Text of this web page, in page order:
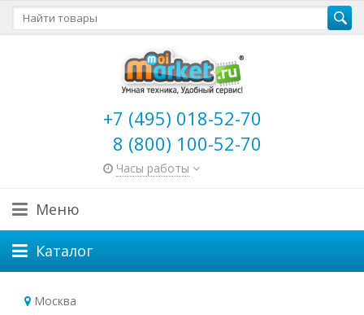
+7 (495) 018-52-70
8 (800) 100-52-70
Часы работы
Меню
Каталог
Москва